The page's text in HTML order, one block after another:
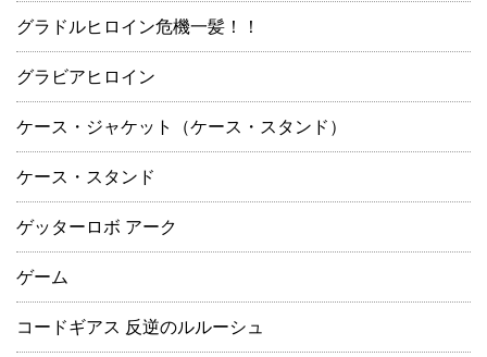
グラドルヒロイン危機一髪！！
グラビアヒロイン
ケース・ジャケット（ケース・スタンド）
ケース・スタンド
ゲッターロボ アーク
ゲーム
コードギアス 反逆のルルーシュ